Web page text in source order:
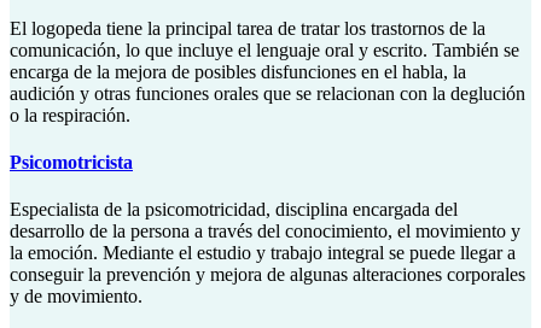
El logopeda tiene la principal tarea de tratar los trastornos de la
comunicación, lo que incluye el lenguaje oral y escrito. También se
encarga de la mejora de posibles disfunciones en el habla, la
audición y otras funciones orales que se relacionan con la deglución
o la respiración.
Psicomotricista
Especialista de la psicomotricidad, disciplina encargada del
desarrollo de la persona a través del conocimiento, el movimiento y
la emoción. Mediante el estudio y trabajo integral se puede llegar a
conseguir la prevención y mejora de algunas alteraciones corporales
y de movimiento.